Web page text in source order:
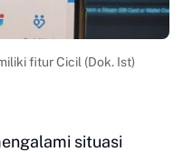
fitur Cicil (Dok. Ist)
situasi